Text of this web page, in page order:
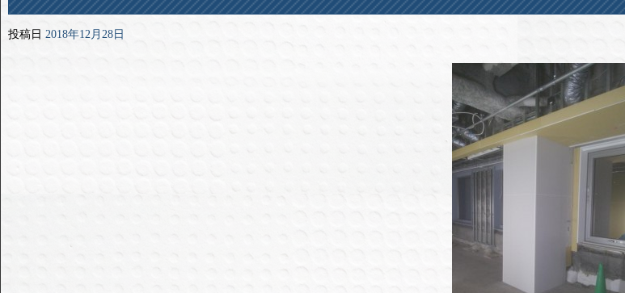
投稿日 2018年12月28日